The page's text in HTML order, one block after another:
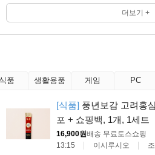
더보기 +
품 생활용품 게임 PC
[식품] 풍년보감 고려홍
포 + 쇼핑백, 1개, 1세트
16,900원배송 무료토스쇼핑
13:15
이시루시오